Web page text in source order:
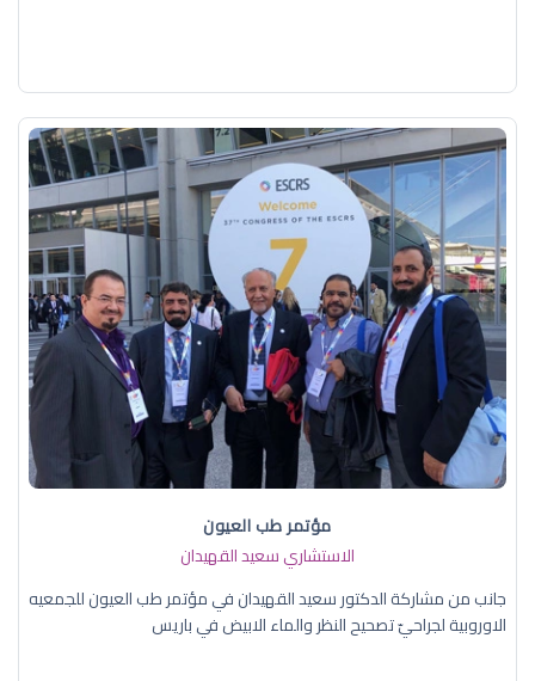
مؤتمر طب العيون
الاستشاري سعيد القهيدان
جانب من مشاركة الدكتور سعيد القهيدان في مؤتمر طب العيون للجمعيه
الاوروبية لجراحيّ تصحيح النظر والماء الابيض في باريس